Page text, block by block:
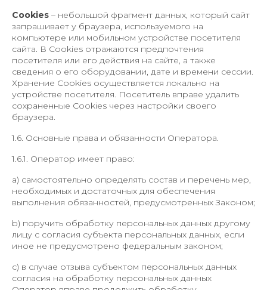
Cookies – небольшой фрагмент данных, который сайт
запрашивает у браузера, используемого на
компьютере или мобильном устройстве посетителя
сайта. В Cookies отражаются предпочтения
посетителя или его действия на сайте, а также
сведения о его оборудовании, дате и времени сессии.
Хранение Cookies осуществляется локально на
устройстве посетителя. Посетитель вправе удалить
сохраненные Cookies через настройки своего
браузера.
1.6. Основные права и обязанности Оператора.
1.6.1. Оператор имеет право:
a) самостоятельно определять состав и перечень мер,
необходимых и достаточных для обеспечения
выполнения обязанностей, предусмотренных Законом;
b) поручить обработку персональных данных другому
лицу с согласия субъекта персональных данных, если
иное не предусмотрено федеральным законом;
c) в случае отзыва субъектом персональных данных
согласия на обработку персональных данных